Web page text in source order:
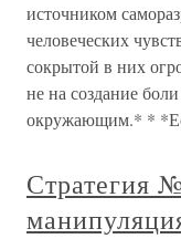
источником
человеческих
сокрытой в них
не на создание
окружающим.* *
Стратегия